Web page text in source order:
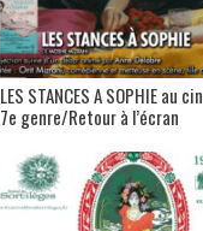
LES STANCES A SOPHIE au
7e genre/Retour à l’écran